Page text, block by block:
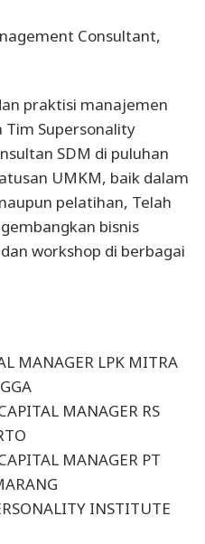
Consultant,
praktisi manajemen
Tim Supersonality
SDM di puluhan
UMKM, baik dalam
pelatihan, Telah
bisnis
workshop di berbagai
MANAGER LPK MITRA
MANAGER RS
MANAGER PT
INSTITUTE